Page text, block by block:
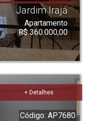
Jardim Irajá
Apartamento
R$ 360.000,00
+ Detalhes
Código: AP7680